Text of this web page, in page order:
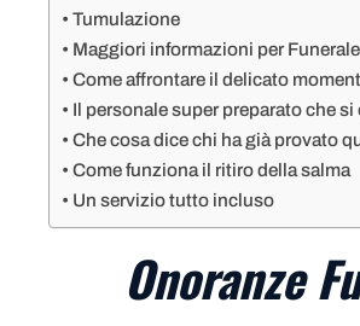
Tumulazione
Maggiori informazioni per
Come affrontare il delicato
Il personale super preparato che
Che cosa dice chi ha già provato
Come funziona il ritiro della salma
Un servizio tutto incluso
Onoranze